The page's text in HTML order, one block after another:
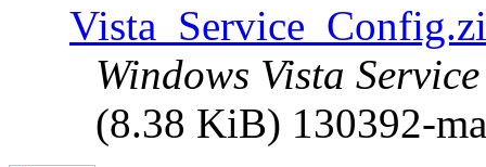
Windows Vista
(8.38 KiB) 130392-